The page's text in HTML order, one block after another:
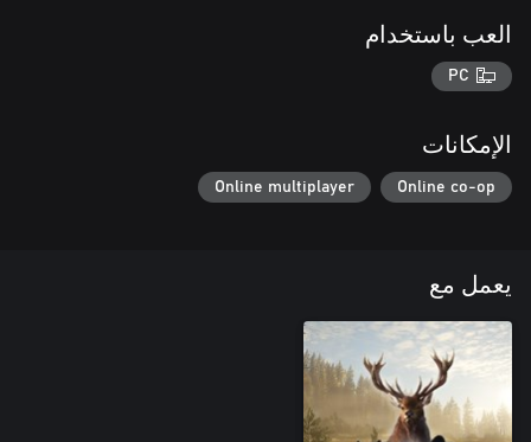
العب باستخدام
PC
الإمكانات
Online co-op
Online multiplayer
يعمل مع